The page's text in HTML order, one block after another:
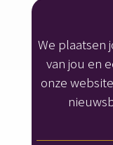
We plaatsen
van jou en
onze